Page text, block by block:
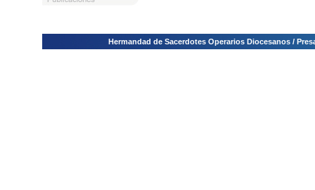
Hermandad de Sacerdotes Operarios Diocesanos /